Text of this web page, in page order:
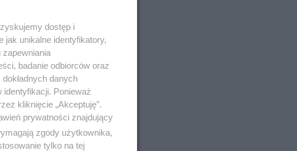
dostęp i
jak unikalne identyfikatory,
zapewniania
badanie odbiorców oraz
danych
Ponieważ
kliknięcie „Akceptuję”.
prywatności znajdujący
zgody użytkownika,
tylko na tej